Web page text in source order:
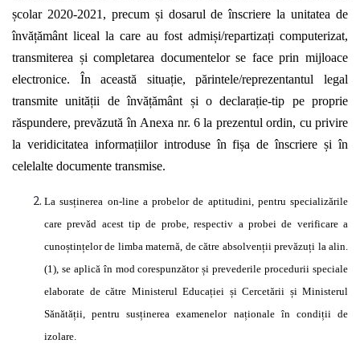
școlar 2020-2021, precum și dosarul deînscrierela unitatea de
învățământ liceal la care au fost admiși/repartizați computerizat,
transmiterea șicompletarea documentelor se face prin mijloace
electronice. În această situație, părintele/reprezentantullegal
transmiteunității deînvățământ și odeclarație-tip pe proprie
răspundere, prevăzută în Anexa nr. 6 la prezentul ordin, cu privire
la veridicitatea informațiilor introduseîn fișadeînscriere și în
celelalte documente transmise.
Lasusținerea on-line a probelor de aptitudini, pentru specializările
careprevăd acest tip de probe, respectiv a probei de verificare a
cunoștințelorde limbamaternă, decătre absolvenții prevăzuți la alin.
(1), se aplică în modcorespunzător șiprevederile procedurii speciale
elaborate de către Ministerul Educației și Cercetării și Ministerul
Sănătății,pentrususținereaexamenelor naționale în condițiide
izolare.